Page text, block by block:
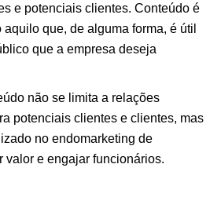
e potenciais clientes. Conteúdo é
que, de alguma forma, é útil
que a empresa deseja
não se limita a relações
potenciais clientes e clientes, mas
no endomarketing de
valor e engajar funcionários.